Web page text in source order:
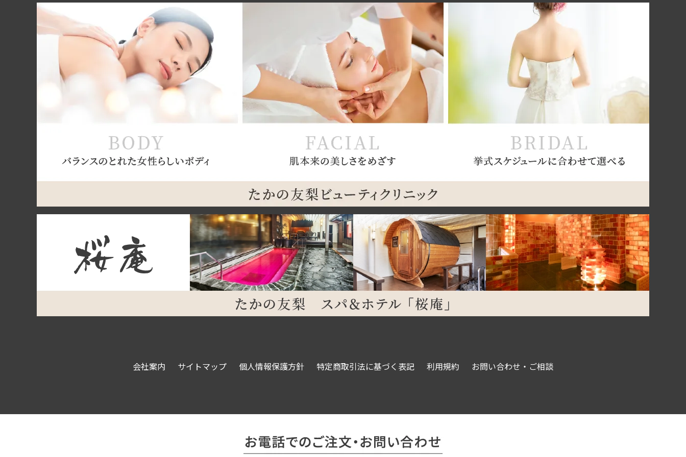
会社案内 サイトマップ 個人情報保護方針 特定商取引法に基づく表記 利用規約 お問い合わせ・ご相談